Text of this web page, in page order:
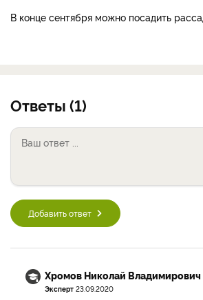
В конце сентября можно посадить
Ответы (1)
Добавить ответ
Хромов Николай Владимирович
Эксперт 23.09.2020